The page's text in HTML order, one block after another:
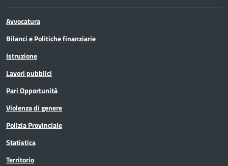
Avvocatura
Bilanci e Politiche finanziarie
Istruzione
Lavori pubblici
Pari Opportunità
Violenza di genere
Polizia Provinciale
Statistica
Territorio